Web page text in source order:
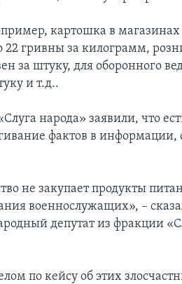
картошка в
гривны за килограмм,
за штуку, для оборонного
и т.д..
народа» заявили, что
фактов в информации,
не закупает продукты
военнослужащих», –
депутат из фракции
по кейсу об этих